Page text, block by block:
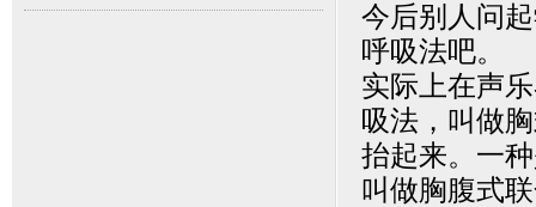
今后别人问
呼吸法吧。
实际上在声
吸法，叫做
抬起来。一
叫做胸腹式